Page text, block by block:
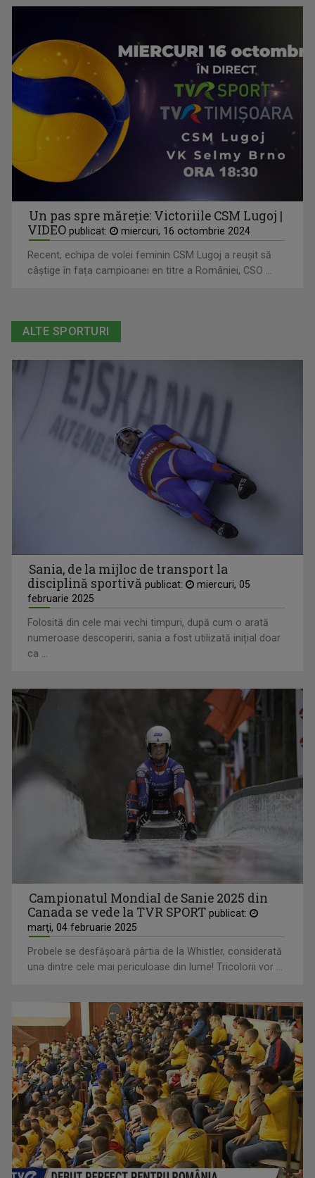
Un pas spre măreție: Victoriile CSM Lugoj |
VIDEO publicat: miercuri, 16 octombrie 2024
Recent, echipa de volei feminin CSM Lugoj a reușit să
câștige în fața campioanei en titre a României, CSO ...
ALTE SPORTURI
Sania, de la mijloc de transport la
disciplină sportivă publicat:
miercuri, 05
februarie 2025
Folosită din cele mai vechi timpuri, după cum o arată
numeroase descoperiri, sania a fost utilizată inițial doar
ca ...
Campionatul Mondial de Sanie 2025 din
Canada se vede la TVR SPORTpublicat:
marţi, 04 februarie 2025
Probele se desfăşoară pârtia de la Whistler, considerată
una dintre cele mai periculoase din lume! Tricolorii vor ...